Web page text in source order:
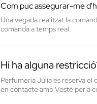
Com puc assegurar-me
Una vegada realitzat la
comanda a temps real.
Hi ha alguna
Perfumeria Júlia es reserva el
en contacte amb Vostè per a